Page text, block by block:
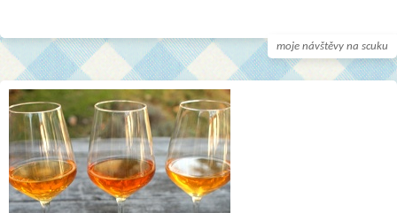
moje návštěvy na scuku